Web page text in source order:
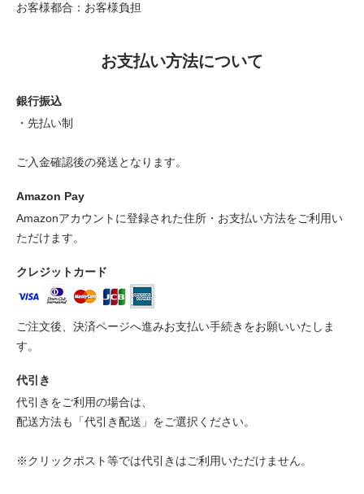
お客様都合：お客様負担
お支払い方法について
銀行振込
・先払い制
ご入金確認後の発送となります。
Amazon Pay
Amazonアカウントに登録された住所・お支払い方法をご利用い
ただけます。
クレジットカード
ご注文後、決済ページへ進みお支払い手続きをお願いいたしま
す。
代引き
代引きをご利用の場合は、
配送方法も「代引き配送」をご選択ください。
※クリックポスト等では代引きはご利用いただけません。